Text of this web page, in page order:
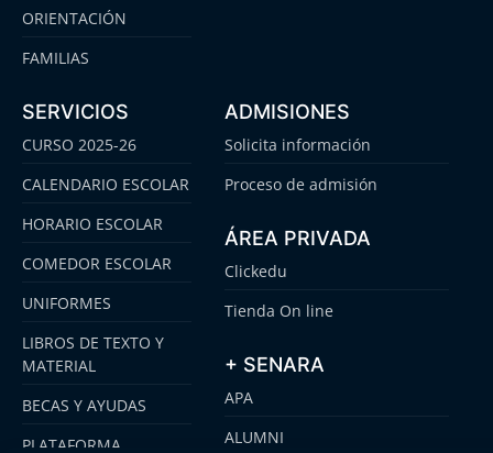
ORIENTACIÓN
FAMILIAS
SERVICIOS
CURSO 2025-26
CALENDARIO ESCOLAR
HORARIO ESCOLAR
COMEDOR ESCOLAR
UNIFORMES
LIBROS DE TEXTO Y
MATERIAL
BECAS Y AYUDAS
PLATAFORMA
ADMISIONES
Solicita información
Proceso de admisión
ÁREA PRIVADA
Clickedu
Tienda On line
+ SENARA
APA
ALUMNI